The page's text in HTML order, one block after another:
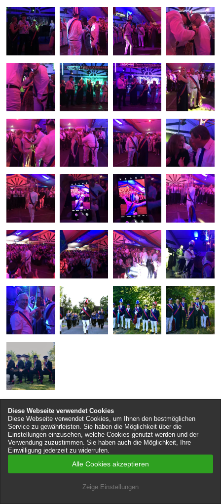
Kontakt
Diese Webseite verwendet Cookies
Diese Webseite verwendet Cookies, um Ihnen den bestmöglichen
Service zu gewährleisten. Sie haben die Möglichkeit über die
Einstellungen einzusehen, welche Cookies genutzt werden und der
Verwendung zuzustimmen. Sie haben auch die Möglichkeit, Ihre
Einwilligung jederzeit zu widerrufen.
Alle Cookies akzeptieren
Zeige Einstellungen